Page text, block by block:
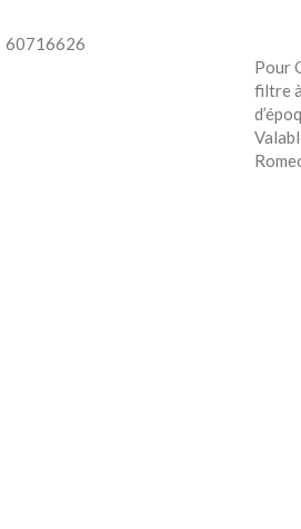
60716626
Pour
filtre